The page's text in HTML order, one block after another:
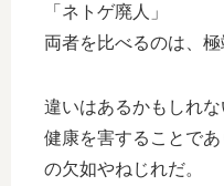
「ネトゲ廃人」
両者を比べるのは、
違いはあるかもしれ
健康を害することで
の欠如やねじれだ。